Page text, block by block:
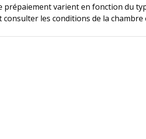
prépaiement varient en fonction du
les conditions de la